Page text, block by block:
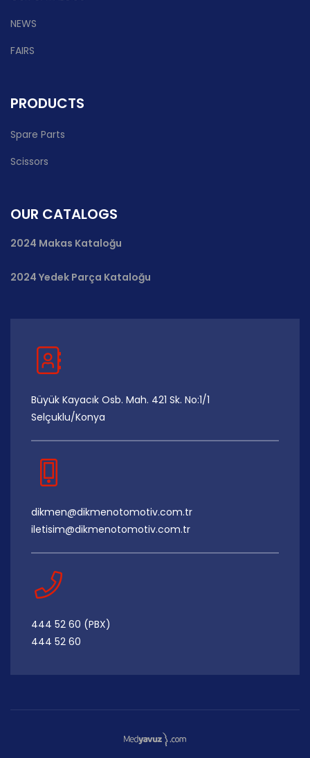
NEWS
FAIRS
PRODUCTS
Spare Parts
Scissors
OUR CATALOGS
2024 Makas Kataloğu
2024 Yedek Parça Kataloğu
Büyük Kayacık Osb. Mah. 421 Sk. No:1/1
Selçuklu/Konya
dikmen@dikmenotomotiv.com.tr
iletisim@dikmenotomotiv.com.tr
444 52 60 (PBX)
444 52 60